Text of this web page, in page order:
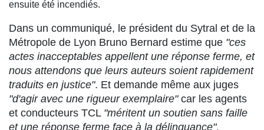
ensuite été incendiés.
Dans un communiqué, le président du Sytral et de la
Métropole de Lyon Bruno Bernard estime que "ces
actes inacceptables appellent une réponse ferme, et
nous attendons que leurs auteurs soient rapidement
traduits en justice". Et demande même aux juges
"d'agir avec une rigueur exemplaire"car les agents
et conducteurs TCL "méritent un soutien sans faille
et une réponse ferme face à la délinquance".